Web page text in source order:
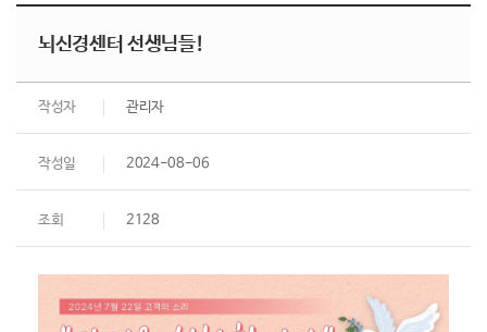
뇌신경센터 선생님들!
작성자 관리자
작성일 2024-08-06
조회 2128